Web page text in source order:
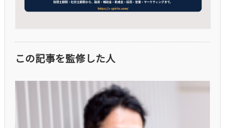
この記事を監修した人